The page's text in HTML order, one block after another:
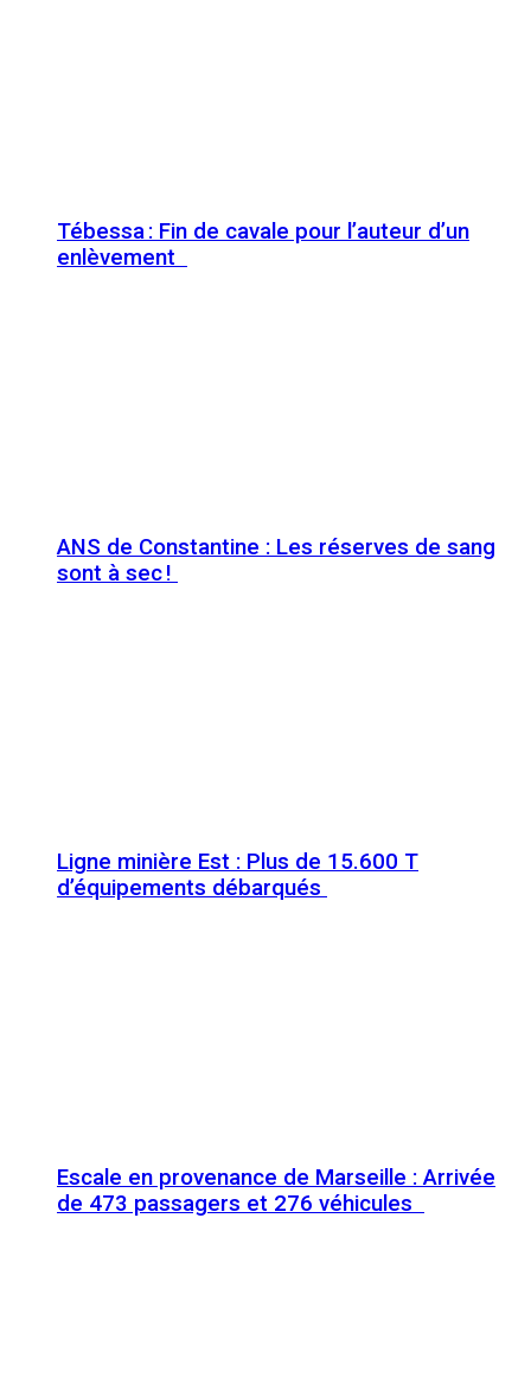
Tébessa : Fin de cavale pour l’auteur d’un
enlèvement
ANS de Constantine : Les réserves de sang
sont à sec !
Ligne minière Est : Plus de 15.600 T
d’équipements débarqués
Escale en provenance de Marseille : Arrivée
de 473 passagers et 276 véhicules